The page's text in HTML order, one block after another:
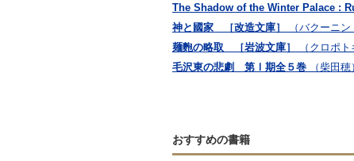
The Shadow of the Winter Palace :
神と國家 ［改造文庫］
（バクーニ
麺麭の略取 ［岩波文庫］
（クロポ
毛沢東の悲劇 第Ⅰ期全５巻
（柴田穂
おすすめの書籍